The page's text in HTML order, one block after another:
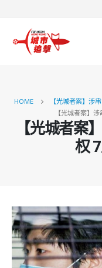
HOME 【光城者案】涉
【光城者案】
【光城者案
权